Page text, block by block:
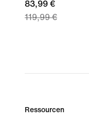
current
price
119,99 €
83,99 €
119,99 €
Ressourcen